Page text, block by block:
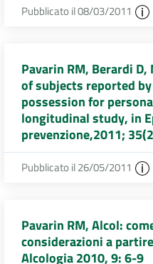
Pubblicato il 08/03/2011
Pavarin RM, Berardi
of subjects reported
possession for
longitudinal study, in
prevenzione,2011;
Pubblicato il 26/05/2011
Pavarin RM, Alcol:
considerazioni a
Alcologia 2010, 9: 6-9